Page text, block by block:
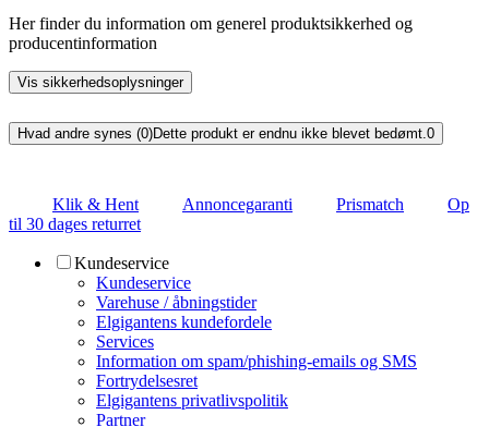
Her finder du information om generel produktsikkerhed og
producentinformation
Vis sikkerhedsoplysninger
Hvad andre synes (0)Dette produkt er endnu ikke blevet bedømt.0
Klik & Hent Annoncegaranti Prismatch
Op
til 30 dages returret
Kundeservice
Kundeservice
Varehuse / åbningstider
Elgigantens kundefordele
Services
Information om spam/phishing-emails og SMS
Fortrydelsesret
Elgigantens privatlivspolitik
Partner